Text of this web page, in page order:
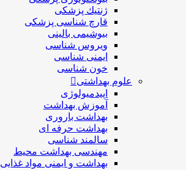
ژنتيك پزشکی
قارچ شناسی پزشكی
بیوشیمی بالینی
ویروس شناسی
ایمنی شناسی
خون شناسی
علوم بهداشتی
اپیدمیولوژی
آموزش بهداشت
بهداشت باروری
بهداشت حرفه ای
سالمند شناسی
مهندسی بهداشت محيط
بهداشت و ایمنی مواد غذایی